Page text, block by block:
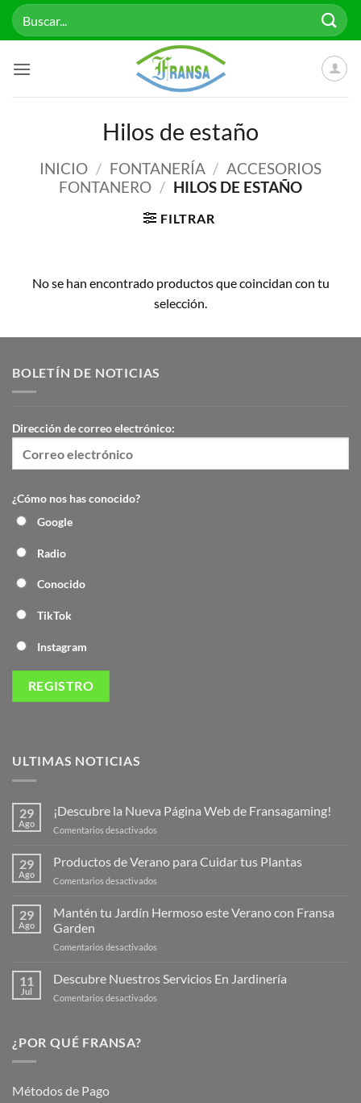
Saltar
Buscar
por:
Hilos de estaño
INICIO / FONTANERÍA / ACCESORIOS
FONTANERO / HILOS DE ESTAÑO
FILTRAR
No se han encontrado productos que coincidan con tu
selección.
BOLETÍN DE NOTICIAS
Dirección de correo electrónico:
¿Cómo nos has conocido?
Google
Radio
Conocido
TikTok
Instagram
ULTIMAS NOTICIAS
29
Ago
¡Descubre la Nueva Página Web de Fransagaming!
Comentarios desactivados
Nueva
de
29
Ago
Productos de Verano para Cuidar tus Plantas
Comentarios desactivados
de
Verano
Plantas
29
Ago
Mantén tu Jardín Hermoso este Verano con Fransa
Garden
Comentarios desactivados
tu
Jardín
11
Jul
Descubre Nuestros Servicios En Jardinería
Comentarios desactivados
¿POR QUÉ FRANSA?
Métodos de Pago